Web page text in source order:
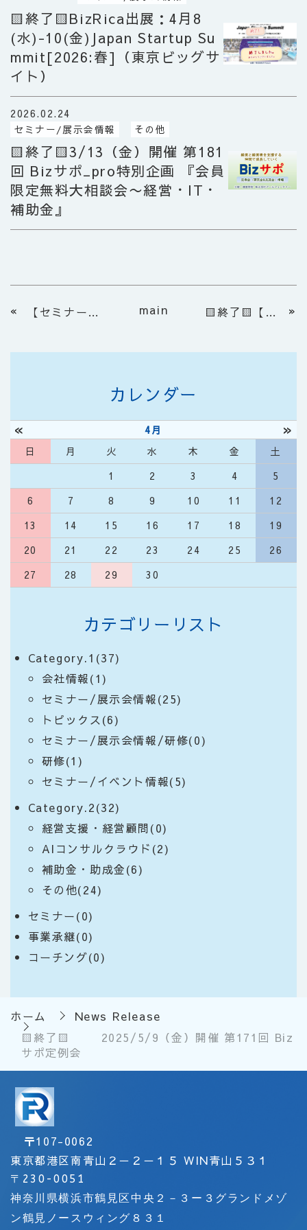
🟨終了🟨BizRica出展：4月8
(水)-10(金)Japan Startup Su
mmit[2026:春]（東京ビッグサ
イト）
2026.02.24
セミナー/展示会情報 その他
🟨終了🟨3/13（金）開催 第181
回 Bizサポ_pro特別企画 『会員
限定無料大相談会〜経営・IT・
補助金』
« 【セミナーのご案内】事業承継コーチ養成講座 main 🟨終了🟨【2025/6/13（金）開催】 第172回 Bizサポ定例会のお知らせ »
カレンダー
« 4月 »
日 月 火 水 木 金
土
1
2 3 4
5
6
7 8 9 10 11
12
13
14 15 16 17 18
19
20
21 22 23 24 25
26
27
28 29 30
カテゴリーリスト
Category.1(37)
会社情報(1)
セミナー/展示会情報(25)
トピックス(6)
セミナー/展示会情報/研修(0)
研修(1)
セミナー/イベント情報(5)
Category.2(32)
経営支援・経営顧問(0)
AIコンサルクラウド(2)
補助金・助成金(6)
その他(24)
セミナー(0)
事業承継(0)
コーチング(0)
ホーム
News Release
🟨終了🟨 2025/5/9（金）開催 第171回 Biz
サポ定例会
〒107-0062
東京都港区南青山２－２－１５ WIN青山５３１
〒 230-0051
神奈川県横浜市鶴見区中央２－３ー３グランドメゾ
ン鶴見ノースウィング８３１